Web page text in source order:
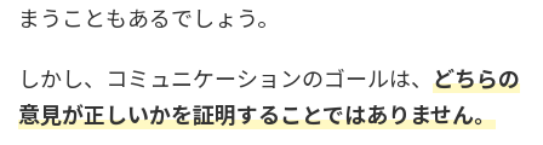
まうこともあるでしょう。
しかし、コミュニケーションのゴールは、 どちらの
意見が正しいかを証明することではありません。